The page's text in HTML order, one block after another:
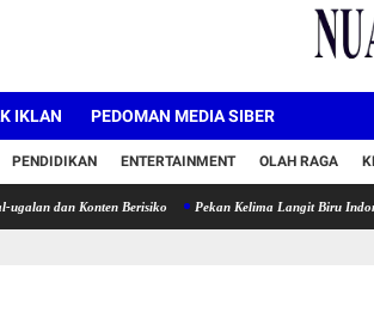
IKLAN PEDOMAN MEDIA SIBER
PENDIDIKAN ENTERTAINMENT OLAH RAGA
Konten Berisiko Pekan Kelima Langit Biru Indonesia Asri,